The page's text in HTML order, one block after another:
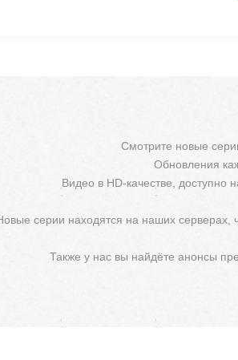
Смотрите новые
Обновления
Видео в HD-качестве,
серии находятся на наших серверах,
Также у нас вы найдёте анонсы